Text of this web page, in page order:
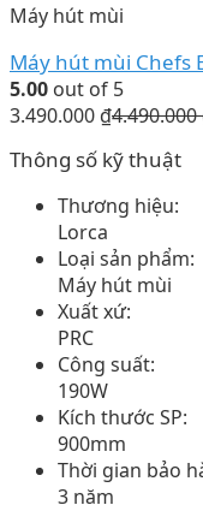
Máy hút mùi
Máy hút mùi Chefs
5.00 out of 5
3.490.000 ₫4.490.000
Thông số kỹ thuật
Thương hiệu:
Lorca
Loại sản phẩm:
Máy hút mùi
Xuất xứ:
PRC
Công suất:
190W
Kích thước SP:
900mm
Thời gian bảo
3 năm